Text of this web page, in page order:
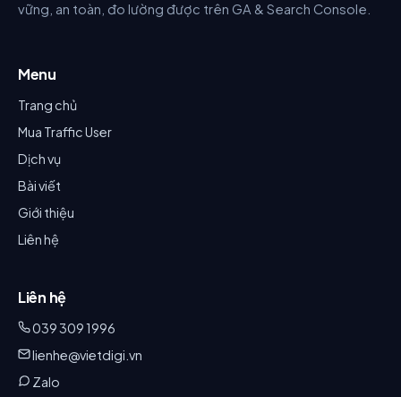
vững, an toàn, đo lường được trên GA & Search Console.
Menu
Trang chủ
Mua Traffic User
Dịch vụ
Bài viết
Giới thiệu
Liên hệ
Liên hệ
039 309 1996
lienhe@vietdigi.vn
Zalo